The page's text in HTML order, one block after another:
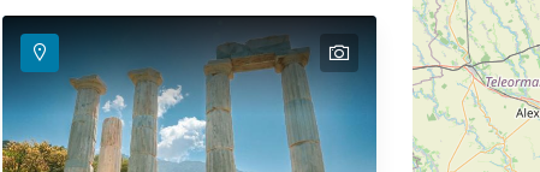
text